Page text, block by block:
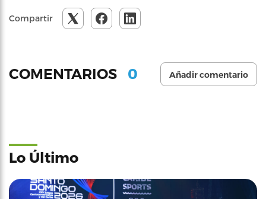
Compartir
COMENTARIOS 0 Añadir comentario
Lo Último